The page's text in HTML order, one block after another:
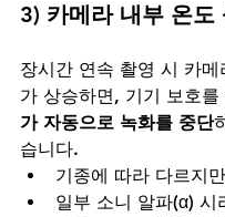
3) 카메라 내부 온도
장시간 연속 촬영 시 카메
가 상승하면, 기기 보호를
가 자동으로 녹화를 중단
습니다.
기종에 따라 다르지
일부 소니 알파(α) 시